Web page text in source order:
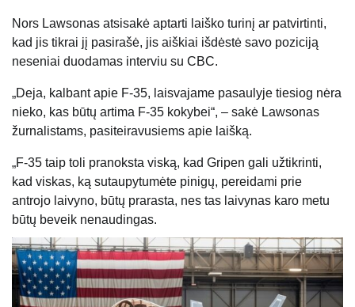
Nors Lawsonas atsisakė aptarti laiško turinį ar patvirtinti,
kad jis tikrai jį pasirašė, jis aiškiai išdėstė savo poziciją
neseniai duodamas interviu su CBC.
„Deja, kalbant apie F-35, laisvajame pasaulyje tiesiog nėra
nieko, kas būtų artima F-35 kokybei“, – sakė Lawsonas
žurnalistams, pasiteiravusiems apie laišką.
„F-35 taip toli pranoksta viską, kad Gripen gali užtikrinti,
kad viskas, ką sutaupytumėte pinigų, pereidami prie
antrojo laivyno, būtų prarasta, nes tas laivynas karo metu
būtų beveik nenaudingas.